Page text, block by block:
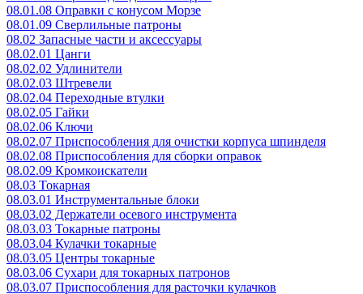
08.01.08 Оправки с конусом Морзе
08.01.09 Сверлильные патроны
08.02 Запасные части и аксессуары
08.02.01 Цанги
08.02.02 Удлинители
08.02.03 Штревели
08.02.04 Переходные втулки
08.02.05 Гайки
08.02.06 Ключи
08.02.07 Приспособления для очистки корпуса шпинделя
08.02.08 Приспособления для сборки оправок
08.02.09 Кромкоискатели
08.03 Токарная
08.03.01 Инструментальные блоки
08.03.02 Держатели осевого инструмента
08.03.03 Токарные патроны
08.03.04 Кулачки токарные
08.03.05 Центры токарные
08.03.06 Сухари для токарных патронов
08.03.07 Приспособления для расточки кулачков